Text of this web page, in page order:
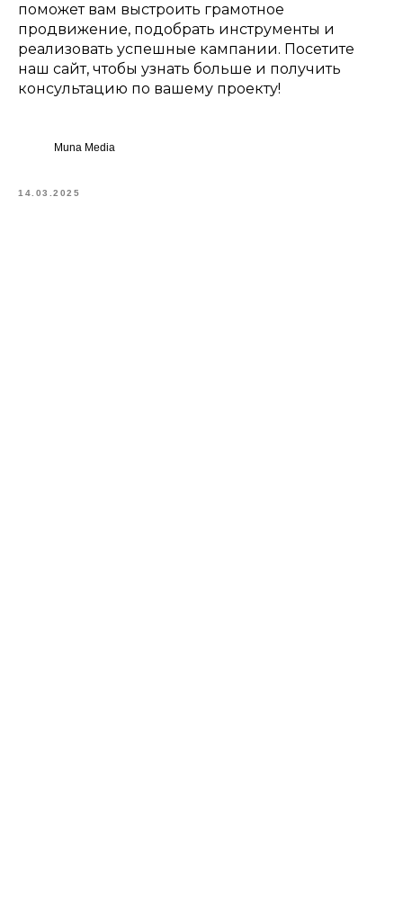
поможет вам выстроить грамотное
продвижение, подобрать инструменты и
реализовать успешные кампании. Посетите
наш сайт, чтобы узнать больше и получить
консультацию по вашему проекту!
Muna Media
14.03.2025